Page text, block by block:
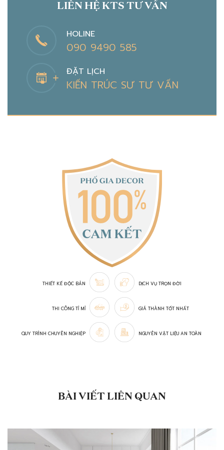
LIÊN HỆ KTS TƯ VẤN
HOLINE
090 9490 585
ĐẶT LỊCH
KIẾN TRÚC SƯ TƯ VẤN
THIẾT KẾ ĐỘC BẢN
THI CÔNG TỈ MỈ
QUY TRÌNH CHUYÊN NGHIỆP
DỊCH VỤ TRỌN ĐỜI
GIÁ THÀNH TỐT NHẤT
NGUYÊN VẬT LIỆU AN TOÀN
BÀI VIẾT LIÊN QUAN